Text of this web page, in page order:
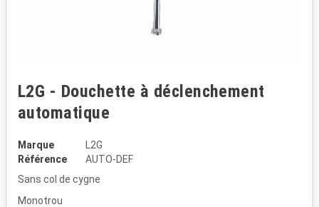
L2G - Douchette à déclenchement
automatique
Marque
L2G
Référence
AUTO-DEF
Sans col de cygne
Monotrou